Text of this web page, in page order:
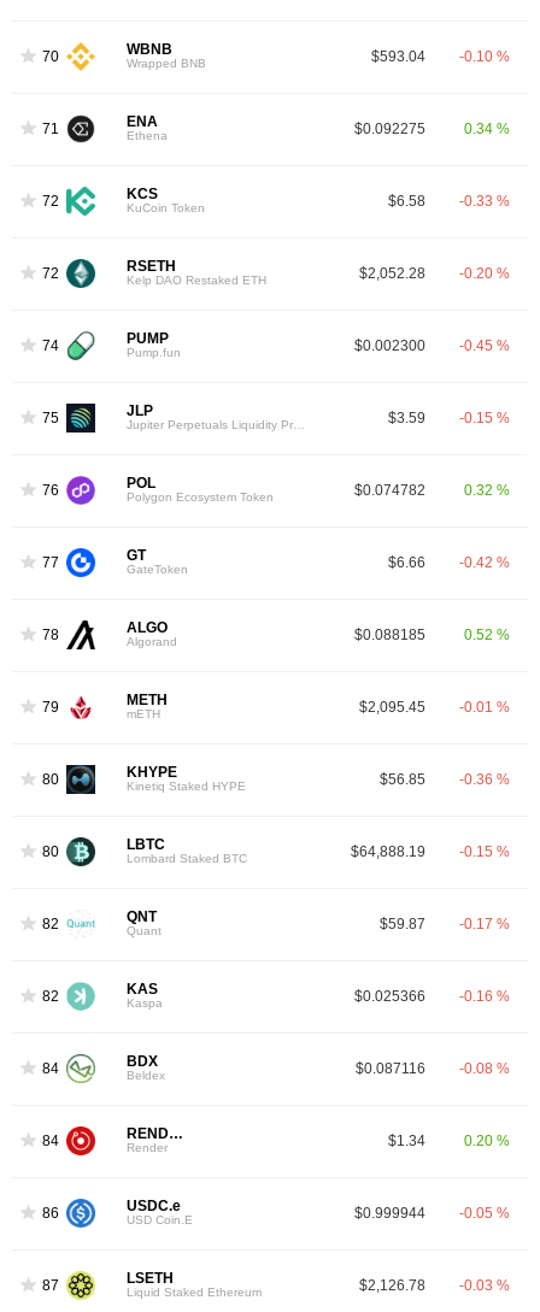
70 WBNB
Wrapped BNB $593.04 -0.10 %
71 ENA
Ethena $0.092275 0.34 %
72 KCS
KuCoin Token $6.58 -0.33 %
72 RSETH
Kelp DAO Restaked ETH $2,052.28 -0.20 %
74 PUMP
Pump.fun $0.002300 -0.45 %
75 JLP $3.59 -0.15 %
76 POL
Polygon Ecosystem Token $0.074782 0.32 %
77 GT
GateToken $6.66 -0.42 %
78 ALGO
Algorand $0.088185 0.52 %
79 METH
mETH $2,095.45 -0.01 %
80 KHYPE
Kinetiq Staked HYPE $56.85 -0.36 %
80 LBTC
Lombard Staked BTC $64,888.19 -0.15 %
82 QNT
Quant $59.87 -0.17 %
82 KAS
Kaspa $0.025366 -0.16 %
84 BDX
Beldex $0.087116 -0.08 %
84 RENDER
Render $1.34 0.20 %
86 USDC.e
USD Coin.E $0.999944 -0.05 %
87 LSETH
Liquid Staked Ethereum $2,126.78 -0.03 %